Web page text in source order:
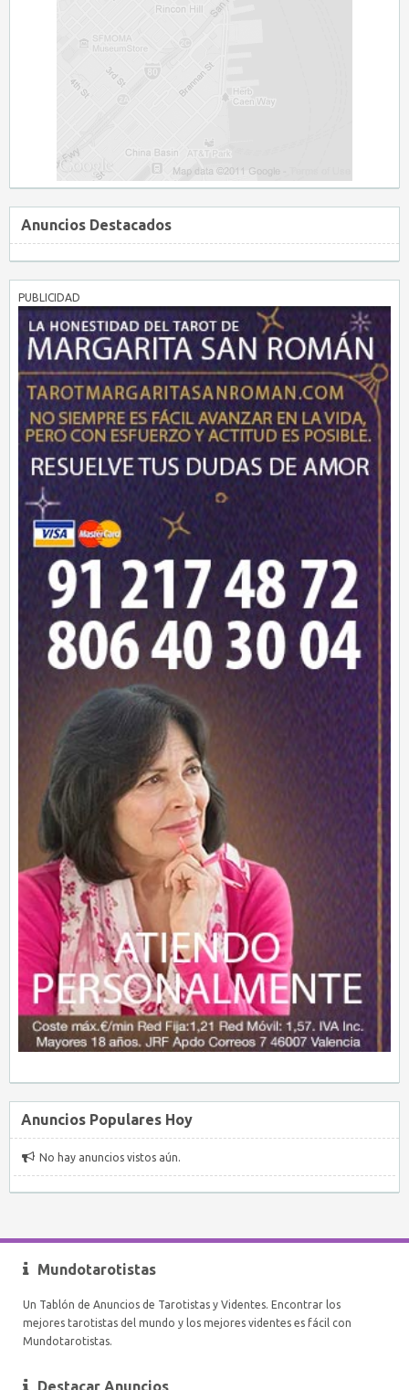
Anuncios Destacados
PUBLICIDAD
Anuncios Populares Hoy
No hay anuncios vistos aún.
Mundotarotistas
Un Tablón de Anuncios de Tarotistas y Videntes. Encontrar los
mejores tarotistas del mundo y los mejores videntes es fácil con
Mundotarotistas.
Destacar Anuncios